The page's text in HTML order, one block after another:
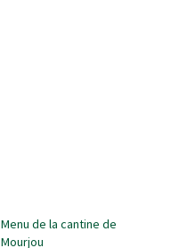
Menu de la cantine de
Mourjou